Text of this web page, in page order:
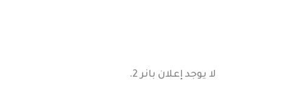
لا يوجد إعلان بانر 2.